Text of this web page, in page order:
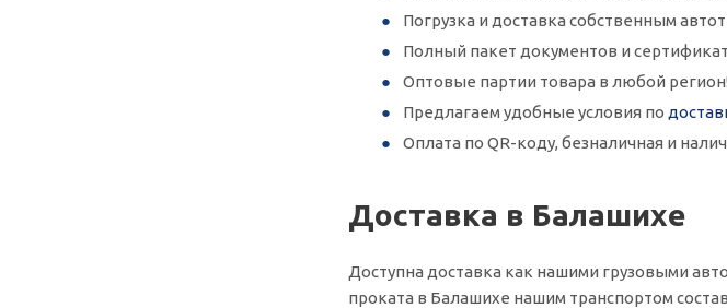
Погрузка и доставка собственным
Полный пакет документов и
Оптовые партии товара в любой регион!
Предлагаем удобные условия по
Оплата по QR-коду, безналичная и
Доставка в Балашихе
Доступна доставка как нашими грузовыми
проката в Балашихе нашим транспортом